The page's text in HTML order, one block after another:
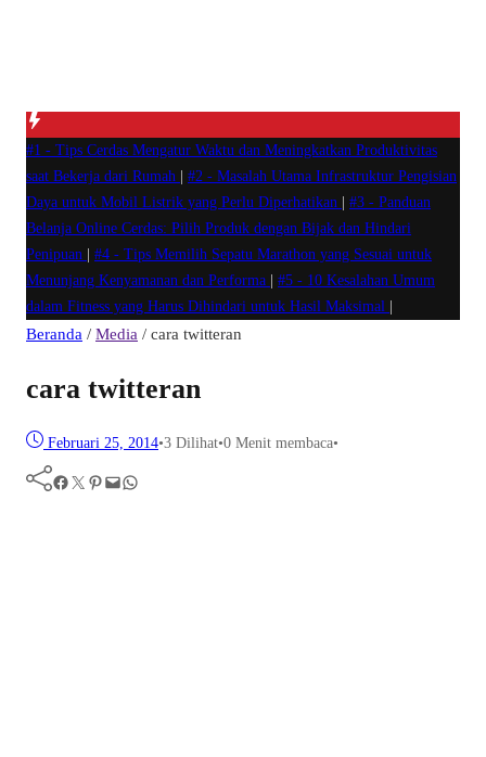
#1 - Tips Cerdas Mengatur Waktu dan Meningkatkan Produktivitas
saat Bekerja dari Rumah
#2 - Masalah Utama Infrastruktur Pengisian
Daya untuk Mobil Listrik yang Perlu Diperhatikan
#3 - Panduan
Belanja Online Cerdas: Pilih Produk dengan Bijak dan Hindari
Penipuan
#4 - Tips Memilih Sepatu Marathon yang Sesuai untuk
Menunjang Kenyamanan dan Performa
#5 - 10 Kesalahan Umum
dalam Fitness yang Harus Dihindari untuk Hasil Maksimal
Beranda / Media / cara twitteran
cara twitteran
Februari 25, 2014•3 Dilihat•0 Menit membaca•
Facebook Twitter Pinterest Mail WhatsApp